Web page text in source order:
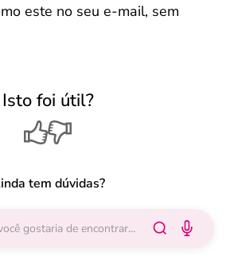
este no seu e-mail, sem
Isto foi útil?
tem dúvidas?